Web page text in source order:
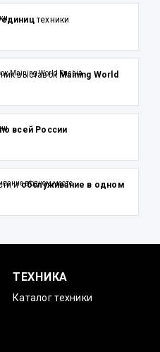
едиництехники
выставок Maining World
всей России
иобслуживание в одном
ТЕХНИКА
Каталог техники